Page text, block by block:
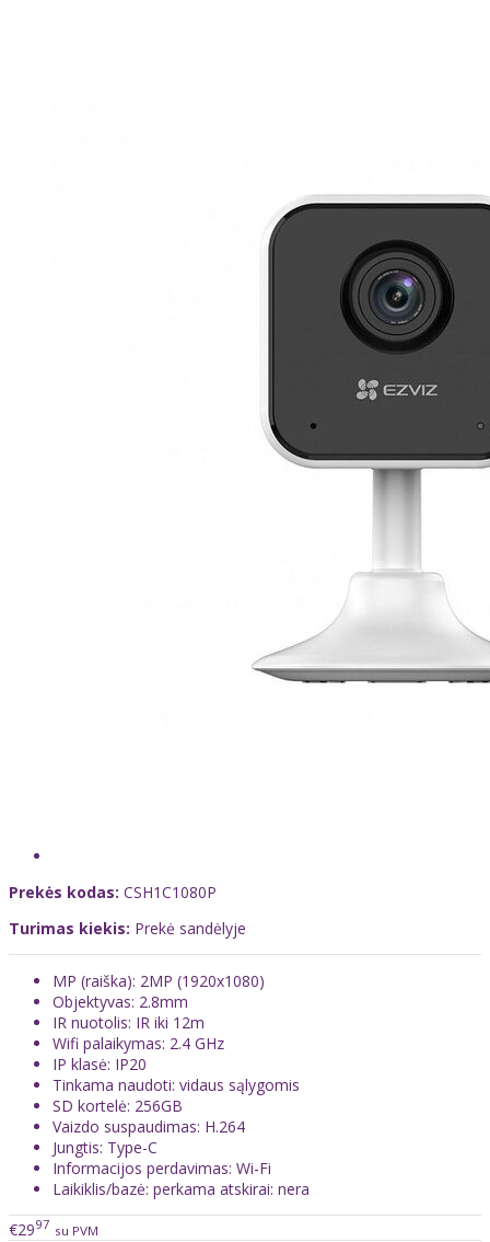
Prekės kodas: CSH1C1080P
Turimas kiekis: Prekė sandėlyje
MP (raiška): 2MP (1920x1080)
Objektyvas: 2.8mm
IR nuotolis: IR iki 12m
Wifi palaikymas: 2.4 GHz
IP klasė: IP20
Tinkama naudoti: vidaus sąlygomis
SD kortelė: 256GB
Vaizdo suspaudimas: H.264
Jungtis: Type-C
Informacijos perdavimas: Wi-Fi
Laikiklis/bazė: perkama atskirai: nera
€2997 su PVM